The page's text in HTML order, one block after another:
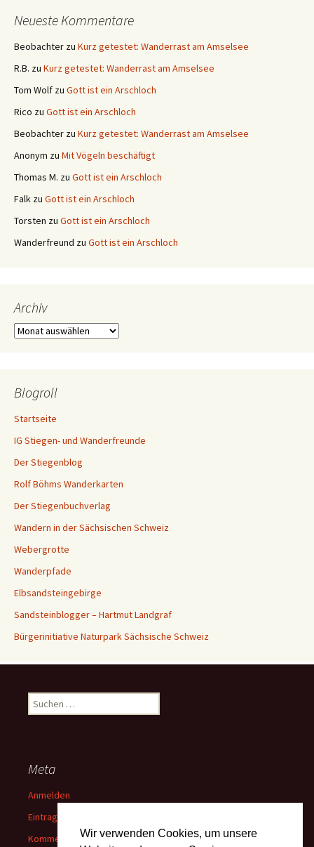
Wir verwenden Cookies, um unsere
Neueste Kommentare
Beobachter zu Kurz getestet: Wanderrast am Amselsee
R.B. zu Kurz getestet: Wanderrast am Amselsee
Tom Wolf zu Gott ist ein Arschloch
Rico zu Gott ist ein Arschloch
Beobachter zu Kurz getestet: Wanderrast am Amselsee
Anonym zu Mit Vögeln beschäftigt
Thomas M. zu Gott ist ein Arschloch
Falk zu Gott ist ein Arschloch
Torsten zu Gott ist ein Arschloch
Wanderfreund zu Gott ist ein Arschloch
Archiv
Archiv
Blogroll
Startseite
IG Stiegen- und Wanderfreunde
Der Stiegenblog
Rolf Böhms Wanderkarten
Der Stiegenbuchverlag
Wandern in der Sächsischen Schweiz
Webergrotte
Wanderpfade
Elbsandsteingebirge
Sandsteinblogger – Hartmut Landgraf
Bürgerinitiative Naturpark Sächsische Schweiz
Suchen
nach:
Meta
Anmelden
Eintrags-Feed
Kommentar-Feed